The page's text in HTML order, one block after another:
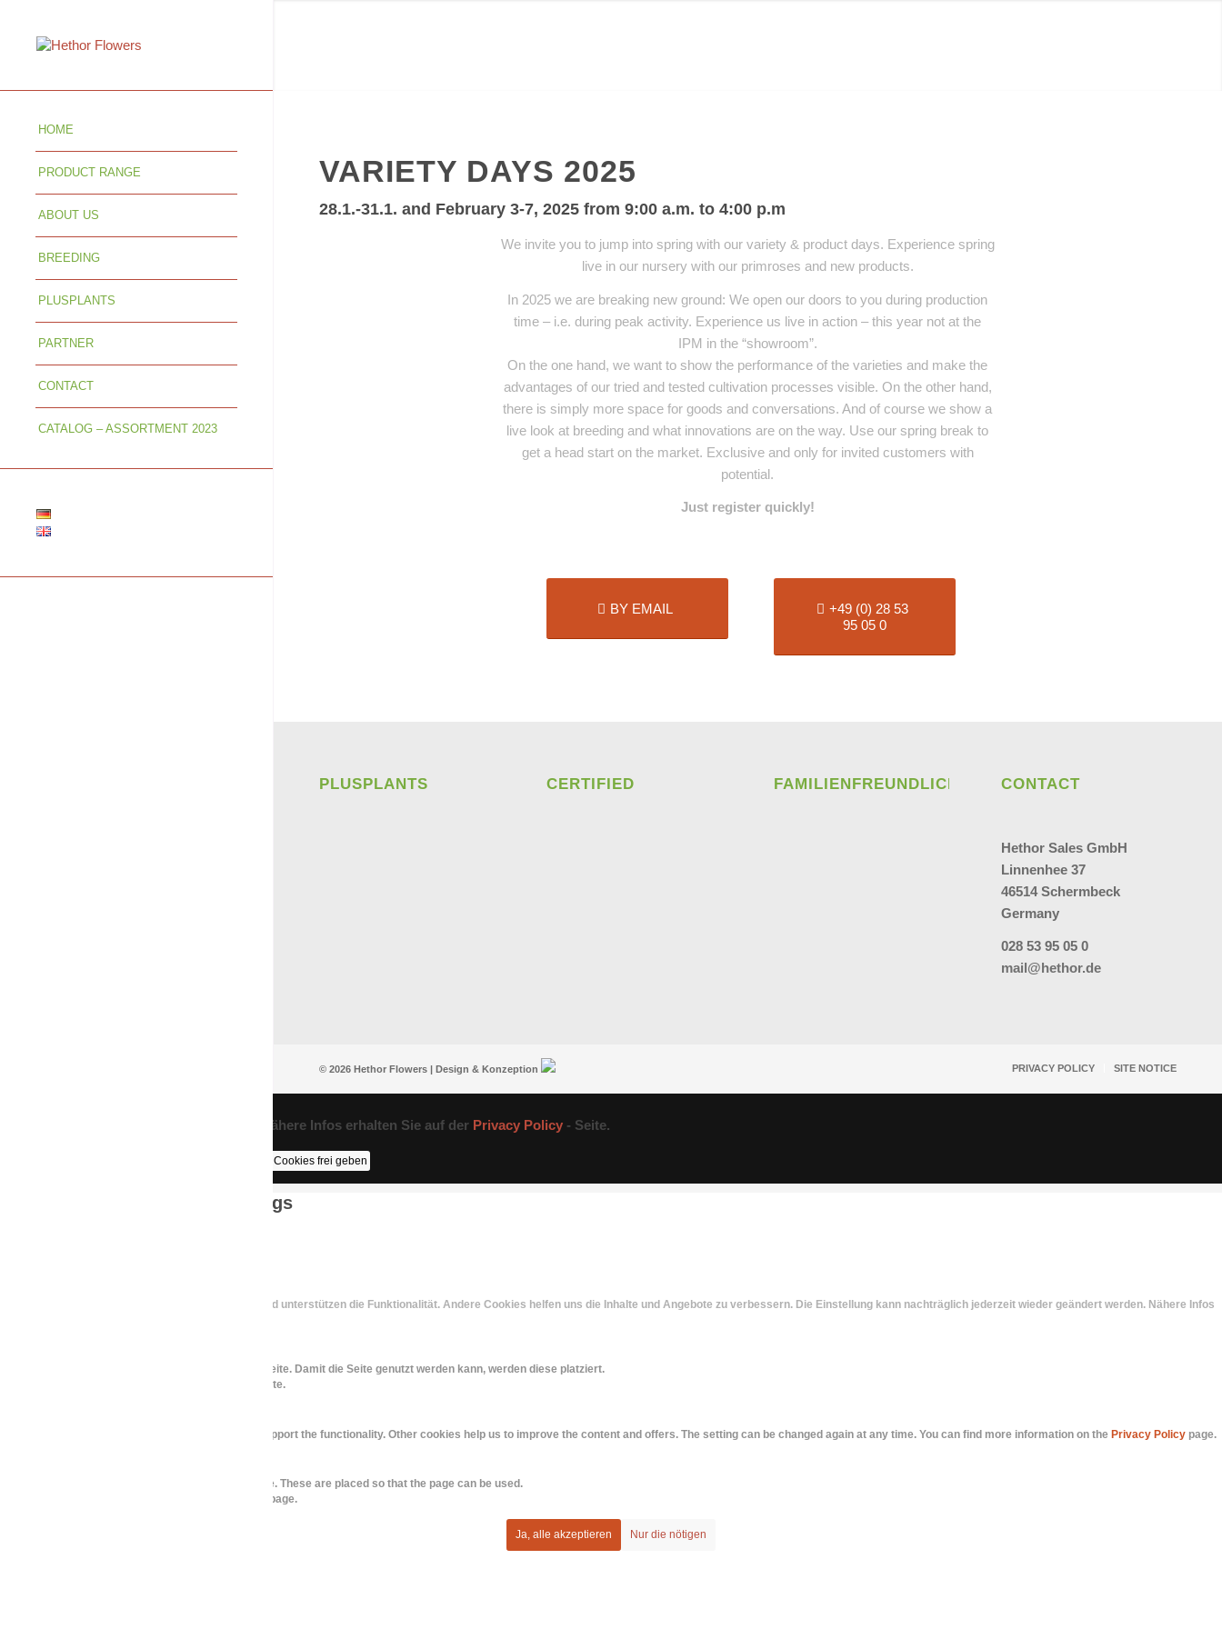
HOME
PRODUCT RANGE
ABOUT US
BREEDING
PLUSPLANTS
PARTNER
CONTACT
CATALOG – ASSORTMENT 2023
VARIETY DAYS 2025
28.1.-31.1. and February 3-7, 2025 from 9:00 a.m. to 4:00 p.m
We invite you to jump into spring with our variety & product days. Experience spring
live in our nursery with our primroses and new products.
In 2025 we are breaking new ground: We open our doors to you during production
time – i.e. during peak activity. Experience us live in action – this year not at the
IPM in the “showroom”.
On the one hand, we want to show the performance of the varieties and make the
advantages of our tried and tested cultivation processes visible. On the other hand,
there is simply more space for goods and conversations. And of course we show a
live look at breeding and what innovations are on the way. Use our spring break to
get a head start on the market. Exclusive and only for invited customers with
potential.
Just register quickly!
BY EMAIL
+49 (0) 28 53
95 05 0
PLUSPLANTS CERTIFIED FAMILIENFREUNDLICH CONTACT
Hethor Sales GmbH
Linnenhee 37
46514 Schermbeck
Germany
028 53 95 05 0
mail@hethor.de
© 2026 Hethor Flowers | Design & Konzeption PRIVACY POLICY SITE NOTICE
COOKIE EINSTELLUNGEN: Nähere Infos erhalten Sie auf der Privacy Policy - Seite.
Nur die nötigen Cookies frei geben
Cookie Einstellungen / Settings
Einige Cookies sind für diese Webseite notwendig und unterstützen die Funktionalität. Andere Cookies helfen uns die Inhalte und Angebote zu verbessern. Die Einstellung kann nachträglich jederzeit wieder geändert werden. Nähere Infos
Die nötigen Cookies sind die Zahnräder dieser Webseite. Damit die Seite genutzt werden kann, werden diese platziert.
- Seite.
Some cookies are necessary for this website and support the functionality. Other cookies help us to improve the content and offers. The setting can be changed again at any time. You can find more information on the Privacy Policy page.
The necessary cookies are the engine of this website. These are placed so that the page can be used.
page.
Ja, alle akzeptieren Nur die nötigen